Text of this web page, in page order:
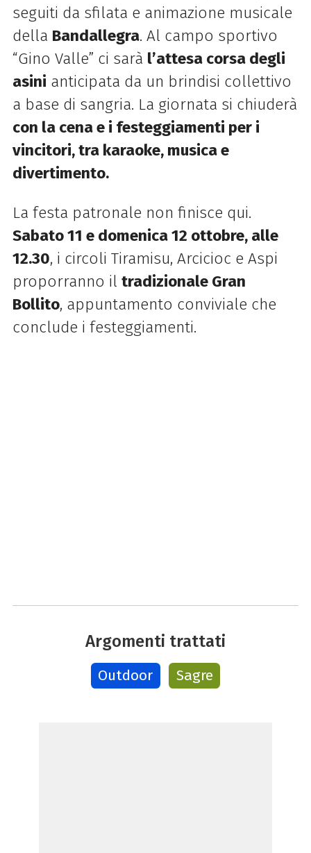
seguiti da sfilata e animazione musicale
della Bandallegra. Al campo sportivo
“Gino Valle” ci sarà l’attesa corsa degli
asini anticipata da un brindisi collettivo
a base di sangria. La giornata si chiuderà
con la cena e i festeggiamenti per i
vincitori, tra karaoke, musica e
divertimento.
La festa patronale non finisce qui.
Sabato 11 e domenica 12 ottobre, alle
12.30, i circoli Tiramisu, Arcicioc e Aspi
proporranno il tradizionale Gran
Bollito, appuntamento conviviale che
conclude i festeggiamenti.
Argomenti trattati
Outdoor Sagre